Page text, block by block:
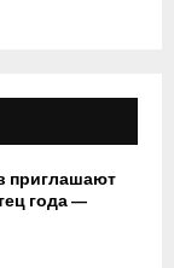
приглашают
года —